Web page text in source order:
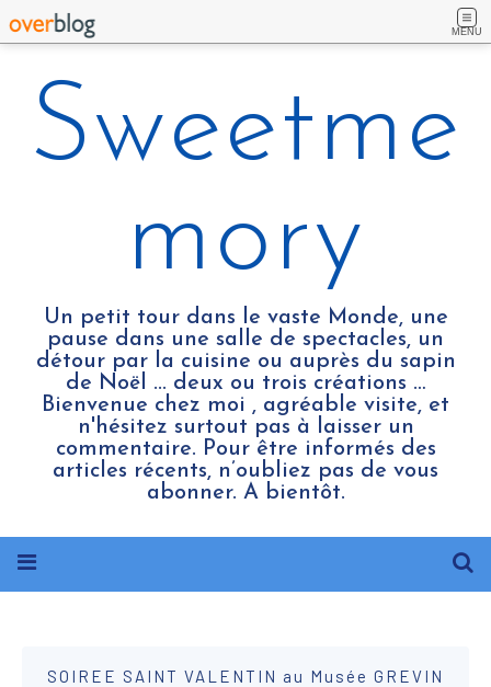
MENU
Sweetme
mory
Un petit tour dans le vaste Monde, une
pause dans une salle de spectacles, un
détour par la cuisine ou auprès du sapin
de Noël ... deux ou trois créations …
Bienvenue chez moi , agréable visite, et
n'hésitez surtout pas à laisser un
commentaire. Pour être informés des
articles récents, n’oubliez pas de vous
abonner. A bientôt.
SOIREE SAINT VALENTIN au Musée GREVIN